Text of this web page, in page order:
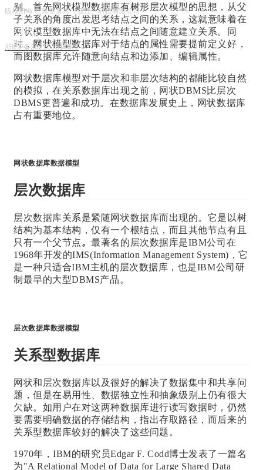
别。首先网状模型数据库有树形层次模型的思想，从父
子关系的角度出发思考结点之间的关系，这就意味着在
网状模型数据库中无法在结点之间随意建立关系。同
时，网状模型数据库对于结点的属性需要提前定义好，
而图数据库允许随意向结点和边添加、编辑属性。
网状数据库模型对于层次和非层次结构的都能比较自然
的模拟，在关系数据库出现之前，网状DBMS比层次
DBMS更普遍和成功。在数据库发展史上，网状数据库
占有重要地位。
网状数据库数据模型
层次数据库
层次数据库关系是紧随网状数据库而出现的。 它是以树
结构为基本结构，仅有一个根结点，而且其他节点有且
只有一个父节点 。最著名的层次数据库是IBM公司在
1968年开发的IMS(Information Management System)，它
是一种只适合IBM主机的层次数据库，也是IBM公司研
制最早的大型DBMS产品。
层次数据库数据模型
关系型数据库
网状和层次数据库以及很好的解决了数据集中和共享问
题，但是在易用性、数据独立性和抽象级别上仍有很大
欠缺。如用户在对这两种数据库进行读写数据时，仍然
要需要明确数据的存储结构，指出存取路径，而后来的
关系型数据库较好的解决了这些问题。
1970年，IBM的研究员Edgar F. Codd博士发表了一篇名
为"A Relational Model of Data for Large Shared Data
企业客
服号
版权所有 © 玖章算术（浙江）科技有限公司
浙ICP备2022013170号